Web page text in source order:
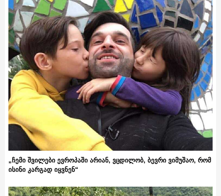
„ჩემი შვილები ევროპაში არიან, ვცდილობ, ბევრი ვიმუშაო, რომ
ისინი კარგად იყვნენ“